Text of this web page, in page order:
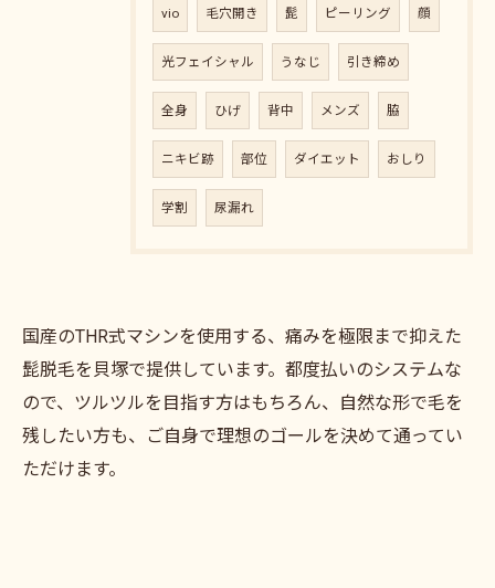
vio 毛穴開き 髭 ピーリング 顔
光フェイシャル うなじ 引き締め
全身 ひげ 背中 メンズ 脇
ニキビ跡 部位 ダイエット おしり
学割 尿漏れ
国産のTHR式マシンを使用する、痛みを極限まで抑えた
髭脱毛を貝塚で提供しています。都度払いのシステムな
ので、ツルツルを目指す方はもちろん、自然な形で毛を
残したい方も、ご自身で理想のゴールを決めて通ってい
ただけます。